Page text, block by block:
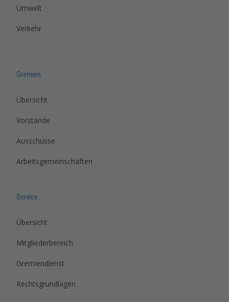
Umwelt
Verkehr
Gremien
Übersicht
Vorstände
Ausschüsse
Arbeitsgemeinschaften
Service
Übersicht
Mitgliederbereich
Gremiendienst
Rechtsgrundlagen